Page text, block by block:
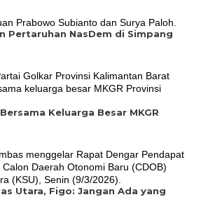
Pertaruhan NasDem di Simpang
Keluarga Besar MKGR
Utara, Figo: Jangan Ada yang